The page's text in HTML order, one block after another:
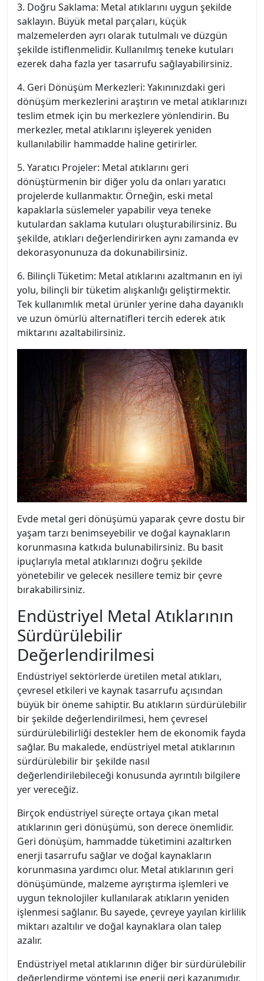
3. Doğru Saklama: Metal atıklarını uygun şekilde
saklayın. Büyük metal parçaları, küçük
malzemelerden ayrı olarak tutulmalı ve düzgün
şekilde istiflenmelidir. Kullanılmış teneke kutuları
ezerek daha fazla yer tasarrufu sağlayabilirsiniz.
4. Geri Dönüşüm Merkezleri: Yakınınızdaki geri
dönüşüm merkezlerini araştırın ve metal atıklarınızı
teslim etmek için bu merkezlere yönlendirin. Bu
merkezler, metal atıklarını işleyerek yeniden
kullanılabilir hammadde haline getirirler.
5. Yaratıcı Projeler: Metal atıklarını geri
dönüştürmenin bir diğer yolu da onları yaratıcı
projelerde kullanmaktır. Örneğin, eski metal
kapaklarla süslemeler yapabilir veya teneke
kutulardan saklama kutuları oluşturabilirsiniz. Bu
şekilde, atıkları değerlendirirken aynı zamanda ev
dekorasyonunuza da dokunabilirsiniz.
6. Bilinçli Tüketim: Metal atıklarını azaltmanın en iyi
yolu, bilinçli bir tüketim alışkanlığı geliştirmektir.
Tek kullanımlık metal ürünler yerine daha dayanıklı
ve uzun ömürlü alternatifleri tercih ederek atık
miktarını azaltabilirsiniz.
Evde metal geri dönüşümü yaparak çevre dostu bir
yaşam tarzı benimseyebilir ve doğal kaynakların
korunmasına katkıda bulunabilirsiniz. Bu basit
ipuçlarıyla metal atıklarınızı doğru şekilde
yönetebilir ve gelecek nesillere temiz bir çevre
bırakabilirsiniz.
Endüstriyel Metal Atıklarının
Sürdürülebilir
Değerlendirilmesi
Endüstriyel sektörlerde üretilen metal atıkları,
çevresel etkileri ve kaynak tasarrufu açısından
büyük bir öneme sahiptir. Bu atıkların sürdürülebilir
bir şekilde değerlendirilmesi, hem çevresel
sürdürülebilirliği destekler hem de ekonomik fayda
sağlar. Bu makalede, endüstriyel metal atıklarının
sürdürülebilir bir şekilde nasıl
değerlendirilebileceği konusunda ayrıntılı bilgilere
yer vereceğiz.
Birçok endüstriyel süreçte ortaya çıkan metal
atıklarının geri dönüşümü, son derece önemlidir.
Geri dönüşüm, hammadde tüketimini azaltırken
enerji tasarrufu sağlar ve doğal kaynakların
korunmasına yardımcı olur. Metal atıklarının geri
dönüşümünde, malzeme ayrıştırma işlemleri ve
uygun teknolojiler kullanılarak atıkların yeniden
işlenmesi sağlanır. Bu sayede, çevreye yayılan kirlilik
miktarı azaltılır ve doğal kaynaklara olan talep
azalır.
Endüstriyel metal atıklarının diğer bir sürdürülebilir
değerlendirme yöntemi ise enerji geri kazanımıdır.